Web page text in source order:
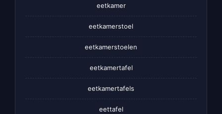
eetkamer
eetkamerstoel
eetkamerstoelen
eetkamertafel
eetkamertafels
eettafel